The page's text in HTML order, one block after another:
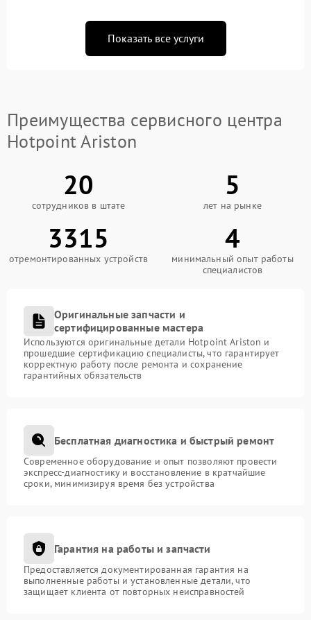
Показать все услуги
Преимущества сервисного центра
Hotpoint Ariston
20
сотрудников в штате
5
лет на рынке
3315
отремонтированных устройств
4
минимальный опыт работы
специалистов
Оригинальные запчасти и
сертифицированные мастера
Используются оригинальные детали Hotpoint Ariston и
прошедшие сертификацию специалисты, что гарантирует
корректную работу после ремонта и сохранение
гарантийных обязательств
Бесплатная диагностика и быстрый ремонт
Современное оборудование и опыт позволяют провести
экспресс-диагностику и восстановление в кратчайшие
сроки, минимизируя время без устройства
Гарантия на работы и запчасти
Предоставляется документированная гарантия на
выполненные работы и установленные детали, что
защищает клиента от повторных неисправностей